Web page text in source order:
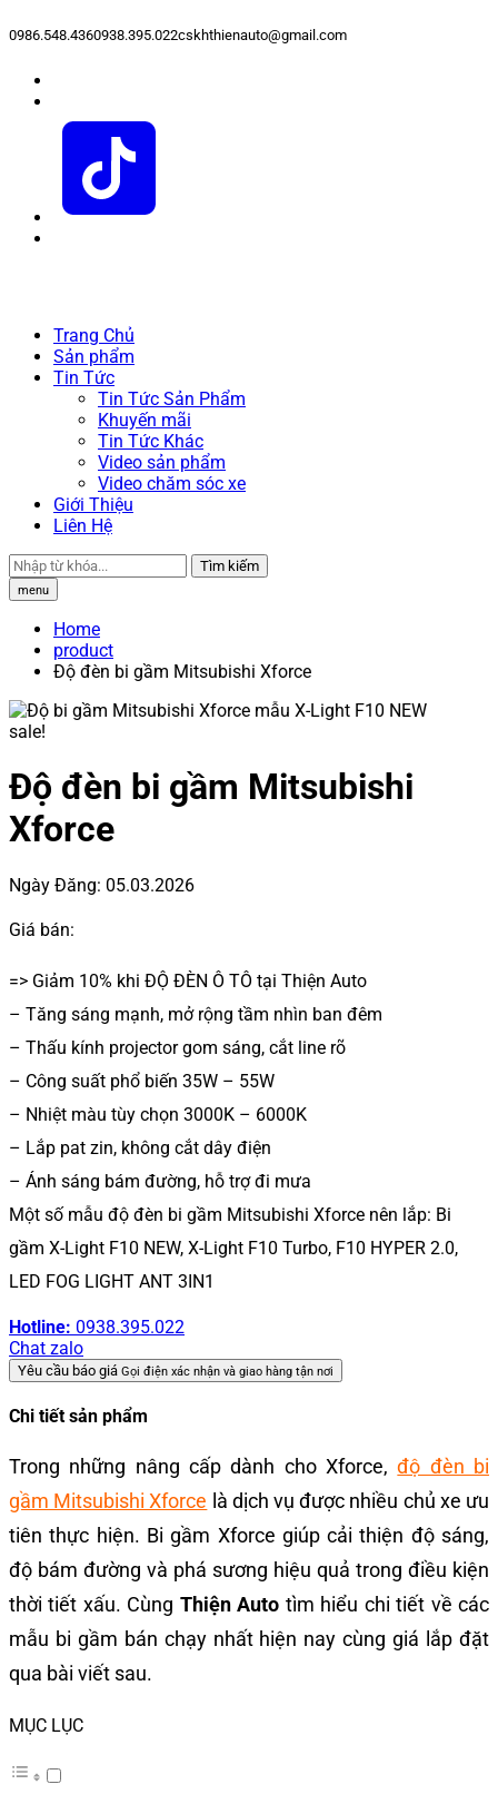
0986.548.4360938.395.022cskhthienauto@gmail.com
Trang Chủ
Sản phẩm
Tin Tức
Tin Tức Sản Phẩm
Khuyến mãi
Tin Tức Khác
Video sản phẩm
Video chăm sóc xe
Giới Thiệu
Liên Hệ
Tìm kiếm
menu
Home
product
Độ đèn bi gầm Mitsubishi Xforce
sale!
Độ đèn bi gầm Mitsubishi
Xforce
Ngày Đăng: 05.03.2026
Giá bán:
=> Giảm 10% khi ĐỘ ĐÈN Ô TÔ tại Thiện Auto
– Tăng sáng mạnh, mở rộng tầm nhìn ban đêm
– Thấu kính projector gom sáng, cắt line rõ
– Công suất phổ biến 35W – 55W
– Nhiệt màu tùy chọn 3000K – 6000K
– Lắp pat zin, không cắt dây điện
– Ánh sáng bám đường, hỗ trợ đi mưa
Một số mẫu độ đèn bi gầm Mitsubishi Xforce nên lắp: Bi
gầm X-Light F10 NEW, X-Light F10 Turbo, F10 HYPER 2.0,
LED FOG LIGHT ANT 3IN1
Hotline: 0938.395.022
Chat zalo
Yêu cầu báo giá Gọi điện xác nhận và giao hàng tận nơi
Chi tiết sản phẩm
Trong những nâng cấp dành cho Xforce,độ đèn bi
gầm Mitsubishi Xforce là dịch vụ được nhiều chủ xe ưu
tiên thực hiện. Bi gầm Xforce giúp cải thiện độ sáng,
độ bám đường và phá sương hiệu quả trong điều kiện
thời tiết xấu. Cùng Thiện Auto tìm hiểu chi tiết về các
mẫu bi gầm bán chạy nhất hiện nay cùng giá lắp đặt
qua bài viết sau.
MỤC LỤC